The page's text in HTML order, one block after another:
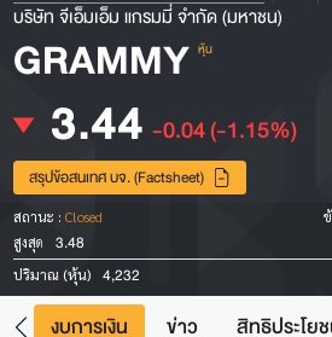
บริษัท จีเอ็มเอ็ม แกรมมี่ จำกัด (มหาชน)
GRAMMY หุ้น
3.44 -0.04(-1.15%)
สรุปข้อสนเทศ บจ. (Factsheet)
สถานะ : Closed
สูงสุด
3.48
ปริมาณ (หุ้น) 4,232
งบการเงิน ข่าว สิทธิประโย